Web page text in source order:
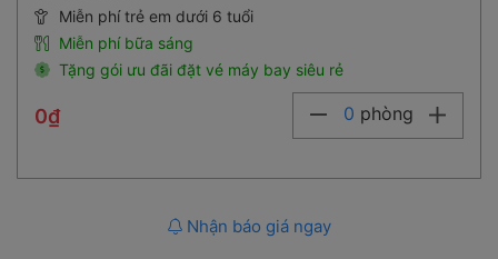
Miễn phí trẻ em dưới 6 tuổi
Miễn phí bữa sáng
Tặng gói ưu đãi đặt vé máy bay siêu rẻ
0₫ 0 phòng
Nhận báo giá ngay